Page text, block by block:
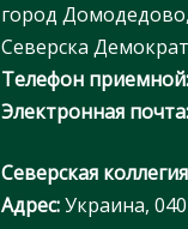
город
Северска
Телефон приемной:
Электронная почта:
Северская
Адрес:Украина,